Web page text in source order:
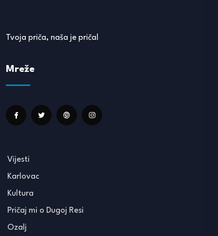
Tvoja priča, naša je priča!
Mreže
Vijesti
Karlovac
Kultura
Pričaj mi o Dugoj Resi
Ozalj